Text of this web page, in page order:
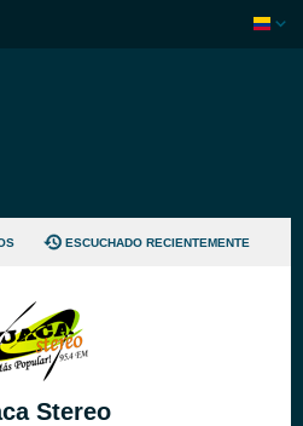
ESCUCHADO RECIENTEMENTE
Stereo